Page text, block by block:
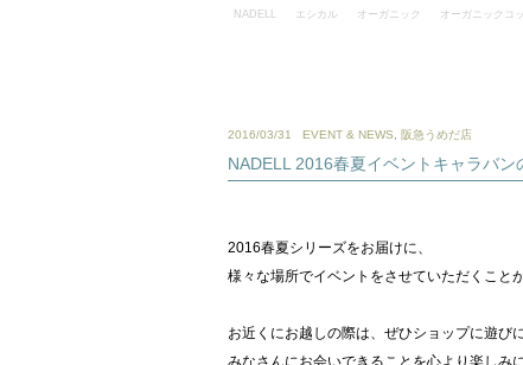
NADELL エシカル オーガニック オーガニックコ
2016/03/31 EVENT & NEWS 阪急うめだ店
NADELL 2016春夏イベントキャラバン
2016春夏シリーズをお届けに、
様々な場所でイベントをさせていただくこと
お近くにお越しの際は、ぜひショップに遊び
みなさんにお会いできることを心より楽しみ